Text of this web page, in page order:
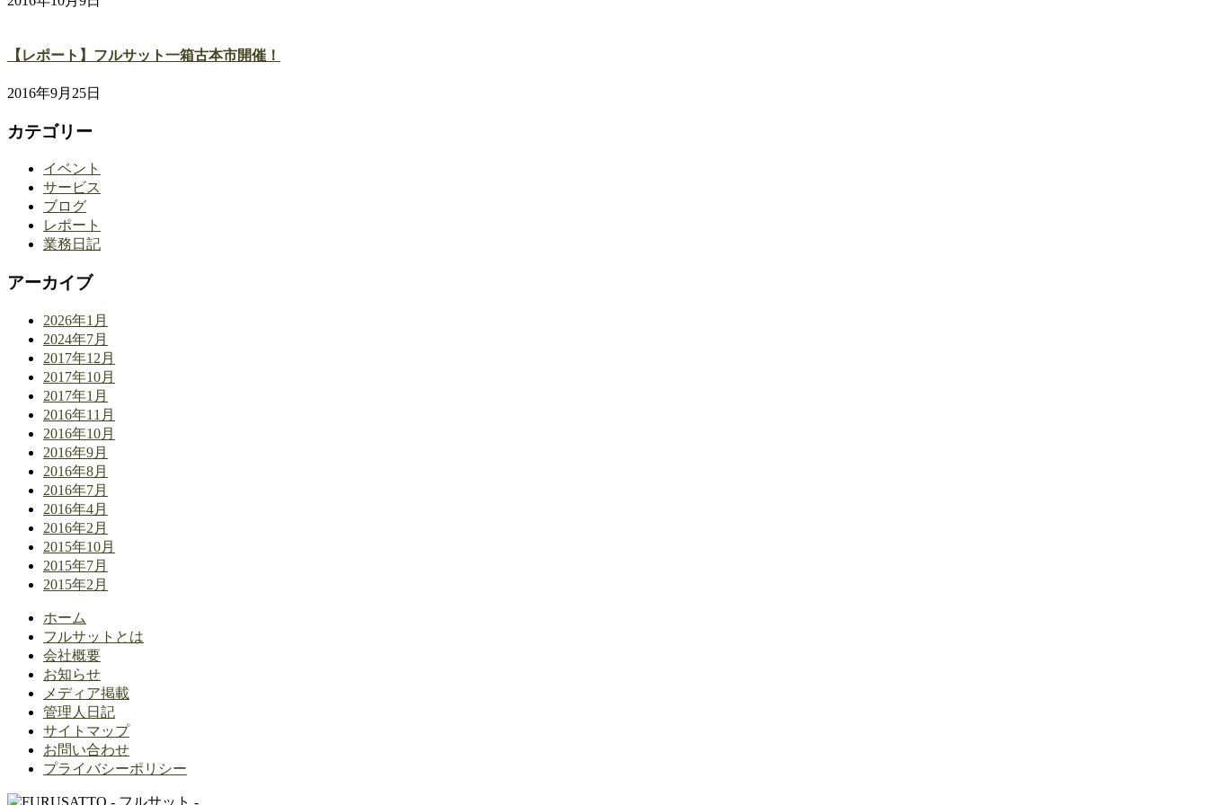
【レポート】フルサット一箱古本市開催！
2016年9月25日
カテゴリー
イベント
サービス
ブログ
レポート
業務日記
アーカイブ
2026年1月
2024年7月
2017年12月
2017年10月
2017年1月
2016年11月
2016年10月
2016年9月
2016年8月
2016年7月
2016年4月
2016年2月
2015年10月
2015年7月
2015年2月
ホーム
フルサットとは
会社概要
お知らせ
メディア掲載
管理人日記
サイトマップ
お問い合わせ
プライバシーポリシー